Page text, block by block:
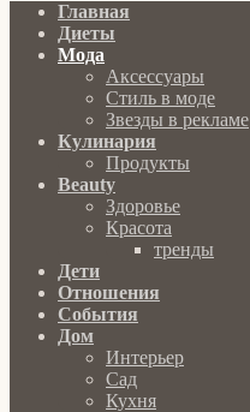
Главная
Диеты
Мода
Аксессуары
Стиль в моде
Звезды в рекламе
Кулинария
Продукты
Beauty
Здоровье
Красота
тренды
Дети
Отношения
События
Дом
Интерьер
Сад
Кухня